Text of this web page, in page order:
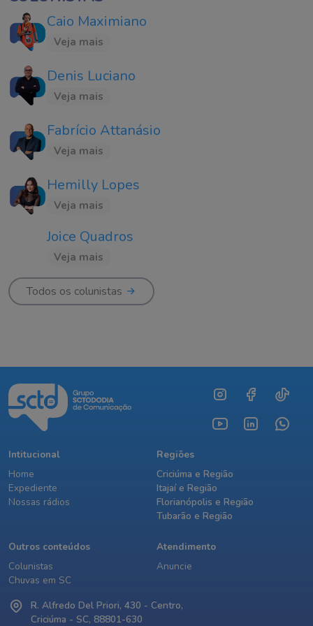
Caio Maximiano
Veja mais
Denis Luciano
Veja mais
Fabrício Attanásio
Veja mais
Hemilly Lopes
Veja mais
Joice Quadros
Veja mais
Todos os colunistas
Intitucional
Home
Expediente
Nossas rádios
Regiões
Criciúma e Região
Itajaí e Região
Florianópolis e Região
Tubarão e Região
Outros conteúdos
Colunistas
Chuvas em SC
Atendimento
Anuncie
R. Alfredo Del Priori, 430 - Centro,
Criciúma - SC, 88801-630